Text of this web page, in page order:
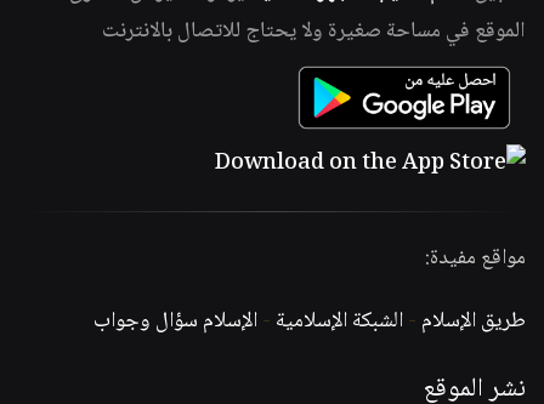
الموقع في مساحة صغيرة ولا يحتاج للاتصال بالانترنت
مواقع مفيدة:
طريق الإسلام -الشبكة الإسلامية -الإسلام سؤال وجواب
نشر الموقع